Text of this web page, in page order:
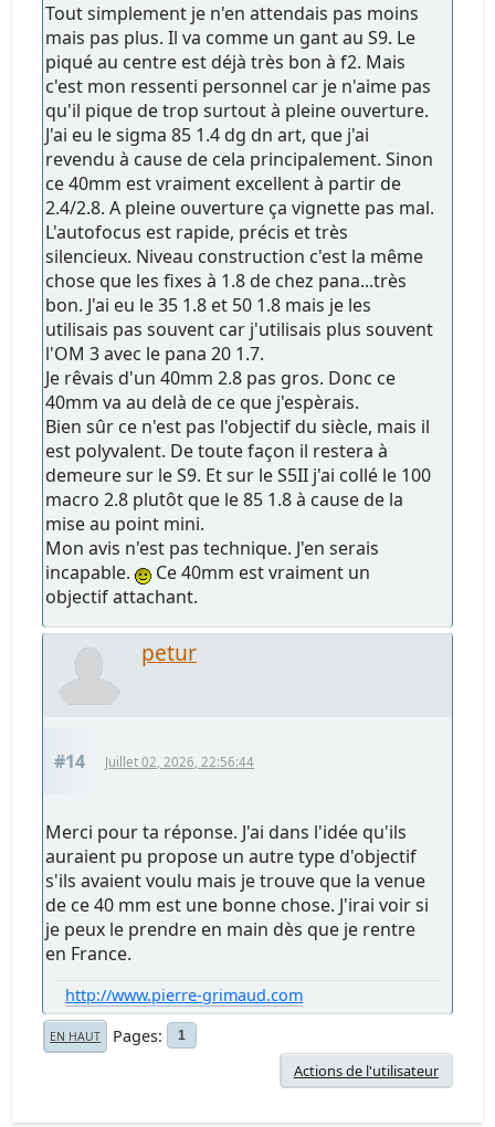
Tout simplement je n'en attendais pas moins
mais pas plus. Il va comme un gant au S9. Le
piqué au centre est déjà très bon à f2. Mais
c'est mon ressenti personnel car je n'aime pas
qu'il pique de trop surtout à pleine ouverture.
J'ai eu le sigma 85 1.4 dg dn art, que j'ai
revendu à cause de cela principalement. Sinon
ce 40mm est vraiment excellent à partir de
2.4/2.8. A pleine ouverture ça vignette pas mal.
L'autofocus est rapide, précis et très
silencieux. Niveau construction c'est la même
chose que les fixes à 1.8 de chez pana...très
bon. J'ai eu le 35 1.8 et 50 1.8 mais je les
utilisais pas souvent car j'utilisais plus souvent
l'OM 3 avec le pana 20 1.7.
Je rêvais d'un 40mm 2.8 pas gros. Donc ce
40mm va au delà de ce que j'espèrais.
Bien sûr ce n'est pas l'objectif du siècle, mais il
est polyvalent. De toute façon il restera à
demeure sur le S9. Et sur le S5II j'ai collé le 100
macro 2.8 plutôt que le 85 1.8 à cause de la
mise au point mini.
Mon avis n'est pas technique. J'en serais
incapable.
Ce 40mm est vraiment un
objectif attachant.
petur
#14 Juillet 02, 2026, 22:56:44
Merci pour ta réponse. J'ai dans l'idée qu'ils
auraient pu propose un autre type d'objectif
s'ils avaient voulu mais je trouve que la venue
de ce 40 mm est une bonne chose. J'irai voir si
je peux le prendre en main dès que je rentre
en France.
http://www.pierre-grimaud.com
EN HAUT Pages 1
Actions de l'utilisateur